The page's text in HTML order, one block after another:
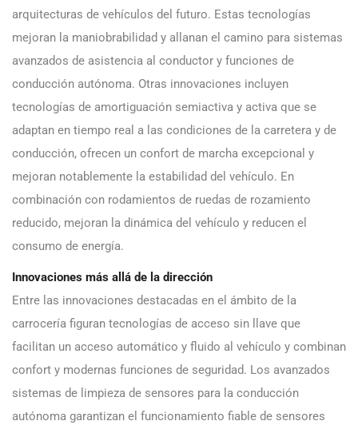
arquitecturas de vehículos del futuro. Estas tecnologías
mejoran la maniobrabilidad y allanan el camino para sistemas
avanzados de asistencia al conductor y funciones de
conducción autónoma. Otras innovaciones incluyen
tecnologías de amortiguación semiactiva y activa que se
adaptan en tiempo real a las condiciones de la carretera y de
conducción, ofrecen un confort de marcha excepcional y
mejoran notablemente la estabilidad del vehículo. En
combinación con rodamientos de ruedas de rozamiento
reducido, mejoran la dinámica del vehículo y reducen el
consumo de energía.
Innovaciones más allá de la dirección
Entre las innovaciones destacadas en el ámbito de la
carrocería figuran tecnologías de acceso sin llave que
facilitan un acceso automático y fluido al vehículo y combinan
confort y modernas funciones de seguridad. Los avanzados
sistemas de limpieza de sensores para la conducción
autónoma garantizan el funcionamiento fiable de sensores